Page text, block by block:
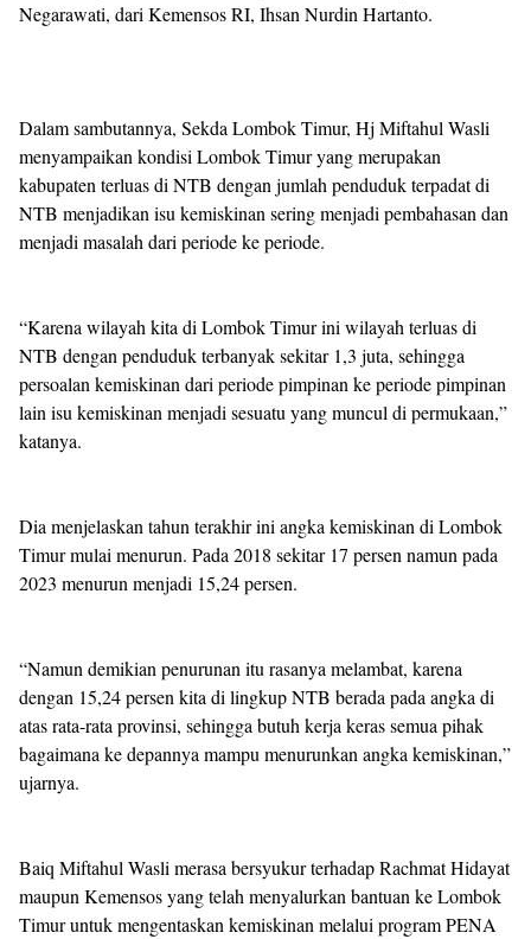
Negarawati, dari Kemensos RI, Ihsan Nurdin Hartanto.
Dalam sambutannya, Sekda Lombok Timur, Hj Miftahul Wasli
menyampaikan kondisi Lombok Timur yang merupakan
kabupaten terluas di NTB dengan jumlah penduduk terpadat di
NTB menjadikan isu kemiskinan sering menjadi pembahasan dan
menjadi masalah dari periode ke periode.
“Karena wilayah kita di Lombok Timur ini wilayah terluas di
NTB dengan penduduk terbanyak sekitar 1,3 juta, sehingga
persoalan kemiskinan dari periode pimpinan ke periode pimpinan
lain isu kemiskinan menjadi sesuatu yang muncul di permukaan,”
katanya.
Dia menjelaskan tahun terakhir ini angka kemiskinan di Lombok
Timur mulai menurun. Pada 2018 sekitar 17 persen namun pada
2023 menurun menjadi 15,24 persen.
“Namun demikian penurunan itu rasanya melambat, karena
dengan 15,24 persen kita di lingkup NTB berada pada angka di
atas rata-rata provinsi, sehingga butuh kerja keras semua pihak
bagaimana ke depannya mampu menurunkan angka kemiskinan,”
ujarnya.
Baiq Miftahul Wasli merasa bersyukur terhadap Rachmat Hidayat
maupun Kemensos yang telah menyalurkan bantuan ke Lombok
Timur untuk mengentaskan kemiskinan melalui program PENA